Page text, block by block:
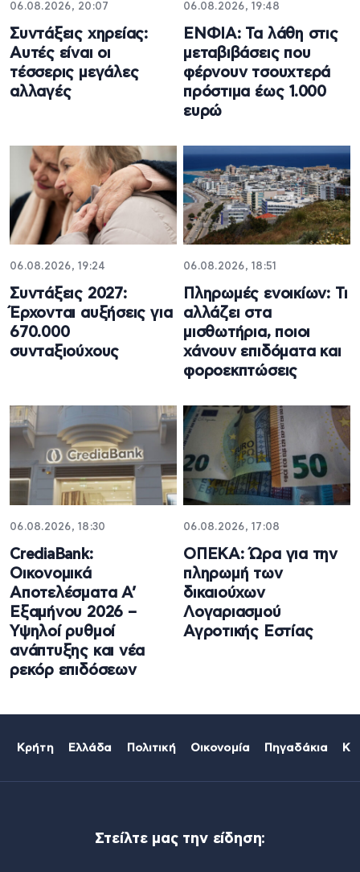
06.08.2026, 20:07
Συντάξεις χηρείας:
Αυτές είναι οι
τέσσερις μεγάλες
αλλαγές
06.08.2026, 19:48
ΕΝΦΙΑ: Τα λάθη στις
μεταβιβάσεις που
φέρνουν τσουχτερά
πρόστιμα έως 1.000
ευρώ
06.08.2026, 19:24
Συντάξεις 2027:
Έρχονται αυξήσεις για
670.000
συνταξιούχους
06.08.2026, 18:51
Πληρωμές ενοικίων: Τι
αλλάζει στα
μισθωτήρια, ποιοι
χάνουν επιδόματα και
φοροεκπτώσεις
06.08.2026, 18:30
CrediaBank:
Οικονομικά
Αποτελέσματα A’
Εξαμήνου 2026 –
Υψηλοί ρυθμοί
ανάπτυξης και νέα
ρεκόρ επιδόσεων
06.08.2026, 17:08
ΟΠΕΚΑ: Ώρα για την
πληρωμή των
δικαιούχων
Λογαριασμού
Αγροτικής Εστίας
Κρήτη Ελλάδα Πολιτική Οικονομία Πηγαδάκια
Στείλτε μας την είδηση: